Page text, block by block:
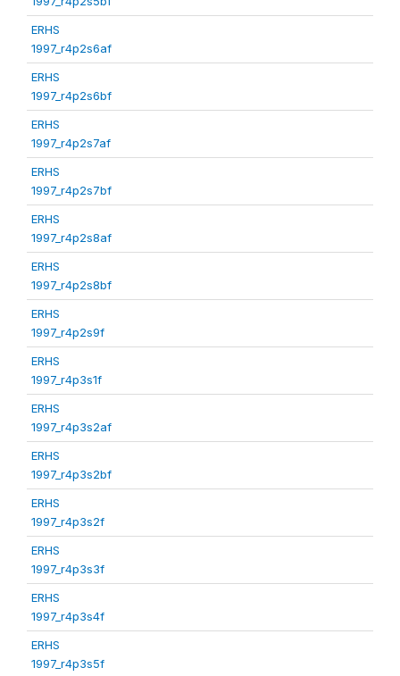
ERHS
1997_r4p2s6af
ERHS
1997_r4p2s6bf
ERHS
1997_r4p2s7af
ERHS
1997_r4p2s7bf
ERHS
1997_r4p2s8af
ERHS
1997_r4p2s8bf
ERHS
1997_r4p2s9f
ERHS
1997_r4p3s1f
ERHS
1997_r4p3s2af
ERHS
1997_r4p3s2bf
ERHS
1997_r4p3s2f
ERHS
1997_r4p3s3f
ERHS
1997_r4p3s4f
ERHS
1997_r4p3s5f